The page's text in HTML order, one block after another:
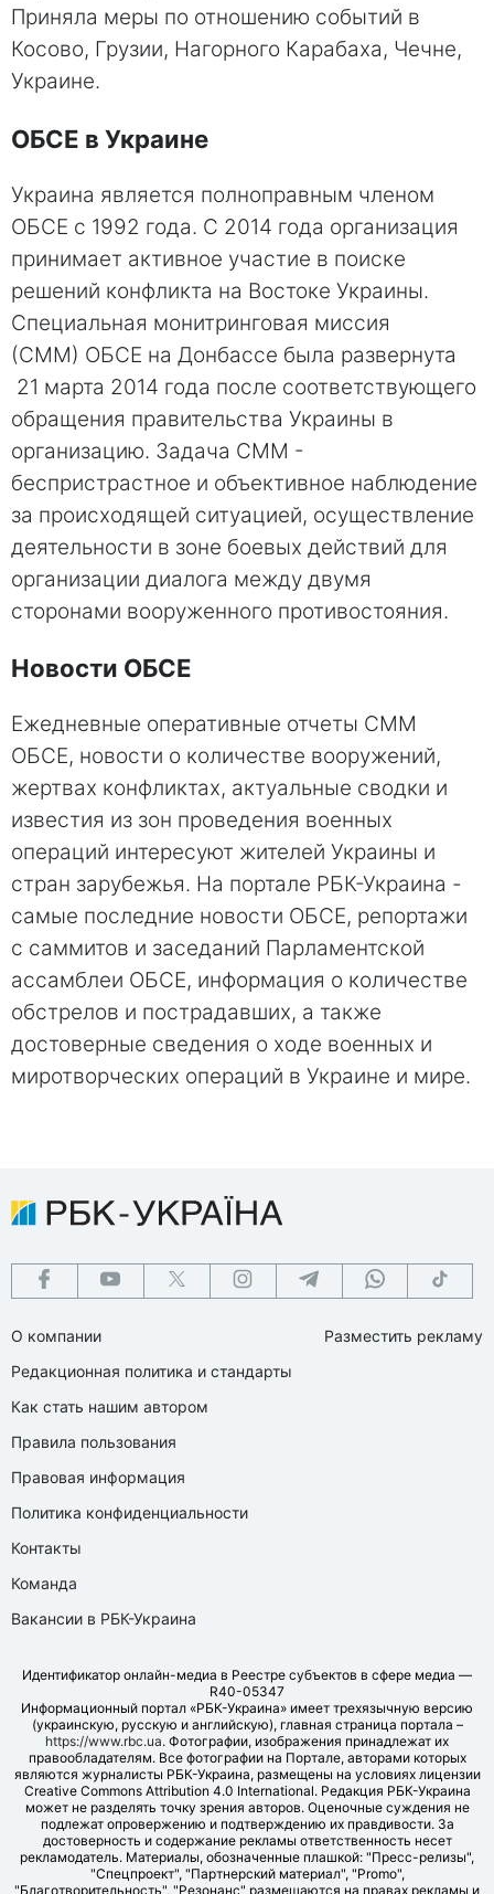
Приняла меры по отношению событий в
Косово, Грузии, Нагорного Карабаха, Чечне,
Украине.
ОБСЕ в Украине
Украина является полноправным членом
ОБСЕ с 1992 года. С 2014 года организация
принимает активное участие в поиске
решений конфликта на Востоке Украины.
Специальная монитринговая миссия
(СММ) ОБСЕ на Донбассе была развернута
21 марта 2014 года после соответствующего
обращения правительства Украины в
организацию. Задача СММ -
беспристрастное и объективное наблюдение
за происходящей ситуацией, осуществление
деятельности в зоне боевых действий для
организации диалога между двумя
сторонами вооруженного противостояния.
Новости ОБСЕ
Ежедневные оперативные отчеты СММ
ОБСЕ, новости о количестве вооружений,
жертвах конфликтах, актуальные сводки и
известия из зон проведения военных
операций интересуют жителей Украины и
стран зарубежья. На портале РБК-Украина -
самые последние новости ОБСЕ, репортажи
с саммитов и заседаний Парламентской
ассамблеи ОБСЕ, информация о количестве
обстрелов и пострадавших, а также
достоверные сведения о ходе военных и
миротворческих операций в Украине и мире.
О компании
Редакционная политика и стандарты
Как стать нашим автором
Правила пользования
Правовая информация
Политика конфиденциальности
Контакты
Команда
Вакансии в РБК-Украина
Разместить рекламу
Идентификатор онлайн-медиа в Реестре субъектов в сфере медиа —
R40-05347
Информационный портал «РБК-Украина» имеет трехязычную версию
(украинскую, русскую и английскую), главная страница портала –
https://www.rbc.ua. Фотографии, изображения принадлежат их
правообладателям. Все фотографии на Портале, авторами которых
являются журналисты РБК-Украина, размещены на условиях лицензии
Creative Commons Attribution 4.0 International. Редакция РБК-Украина
может не разделять точку зрения авторов. Оценочные суждения не
подлежат опровержению и подтверждению их правдивости. За
достоверность и содержание рекламы ответственность несет
рекламодатель. Материалы, обозначенные плашкой: "Пресс-релизы",
"Спецпроект", "Партнерский материал", "Promo",
"Благотворительность", "Резонанс" размещаются на правах рекламы и